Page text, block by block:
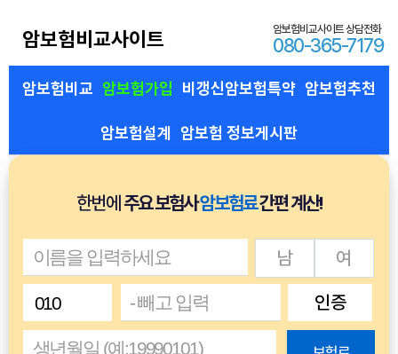
암보험비교사이트 암보험비교사이트 상담전화
080-365-7179
암보험비교 암보험가입 비갱신암보험특약 암보험추천
암보험설계 암보험 정보게시판
한번에 주요 보험사암보험료간편 계산!
남
여
인증